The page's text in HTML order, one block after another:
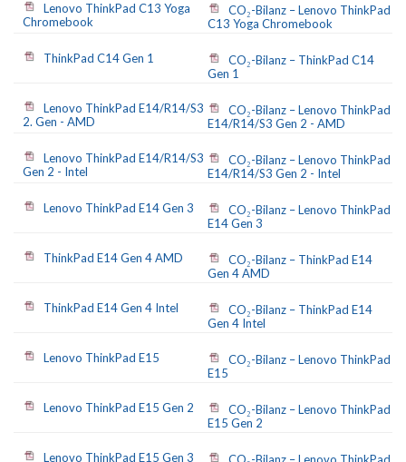
Lenovo ThinkPad C13 Yoga
Chromebook
CO₂-Bilanz – Lenovo ThinkPad
C13 Yoga Chromebook
ThinkPad C14 Gen 1
CO₂-Bilanz – ThinkPad C14
Gen 1
Lenovo ThinkPad E14/R14/S3
2. Gen - AMD
CO₂-Bilanz – Lenovo ThinkPad
E14/R14/S3 Gen 2 - AMD
Lenovo ThinkPad E14/R14/S3
Gen 2 - Intel
CO₂-Bilanz – Lenovo ThinkPad
E14/R14/S3 Gen 2 - Intel
Lenovo ThinkPad E14 Gen 3
CO₂-Bilanz – Lenovo ThinkPad
E14 Gen 3
ThinkPad E14 Gen 4 AMD
CO₂-Bilanz – ThinkPad E14
Gen 4 AMD
ThinkPad E14 Gen 4 Intel
CO₂-Bilanz – ThinkPad E14
Gen 4 Intel
Lenovo ThinkPad E15
CO₂-Bilanz – Lenovo ThinkPad
E15
Lenovo ThinkPad E15 Gen 2
CO₂-Bilanz – Lenovo ThinkPad
E15 Gen 2
Lenovo ThinkPad E15 Gen 3